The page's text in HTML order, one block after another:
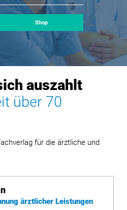
Shop
auszahlt
über 70
für die ärztliche und
ärztlicher Leistungen